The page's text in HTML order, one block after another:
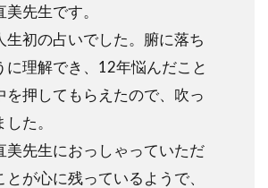
美先生です。
生初の占いでした。腑に落ち
に理解でき、12年悩んだこと
を押してもらえたので、吹っ
た。
美先生におっしゃっていただ
とが心に残っているようで、